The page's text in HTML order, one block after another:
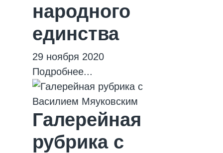
народного
единства
29 ноября 2020
Подробнее...
Галерейная
рубрика с